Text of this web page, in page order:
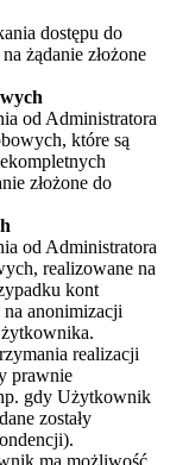
dostępu do
żądanie złożone
od Administratora
które są
złożone do
od Administratora
realizowane na
kont
anonimizacji
realizacji
prawnie
gdy Użytkownik
zostały